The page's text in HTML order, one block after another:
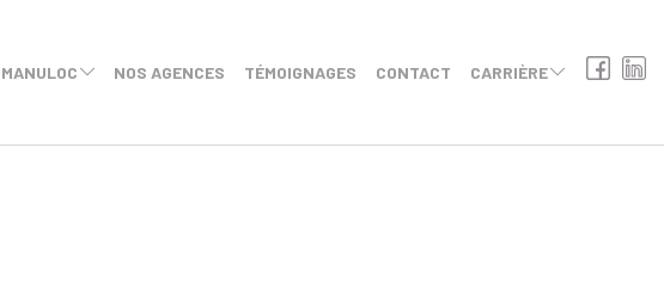
MANULOC NOS AGENCES TÉMOIGNAGES CONTACT CARRIÈRE